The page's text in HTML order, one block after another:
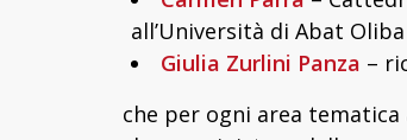
all’Università di Abat Oliba
Giulia Zurlini Panza –
che per ogni area